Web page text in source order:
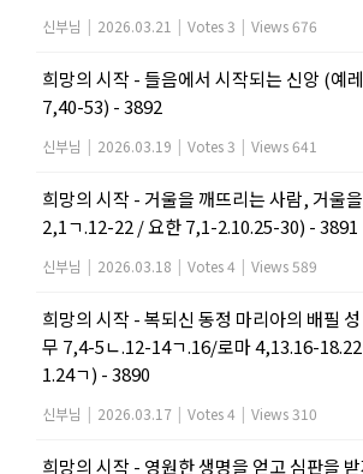
신부님 | 2026.03.21 | Votes 3 | Views 676
희망의 시작 - 들음에서 시작되는 신앙 (예
7,40-53) - 3892
신부님 | 2026.03.19 | Votes 3 | Views 641
희망의 시작 - 거울을 깨뜨리는 사람, 거울
2,1ㄱ.12-22 / 요한 7,1-2.10.25-30) - 3891
신부님 | 2026.03.18 | Votes 4 | Views 589
희망의 시작 - 복되신 동정 마리아의 배필
무 7,4-5ㄴ.12-14ㄱ.16/로마 4,13.16-
1.24ㄱ) - 3890
신부님 | 2026.03.17 | Votes 4 | Views 310
희망의 시작 - 영원한 생명을 얻고 심판을